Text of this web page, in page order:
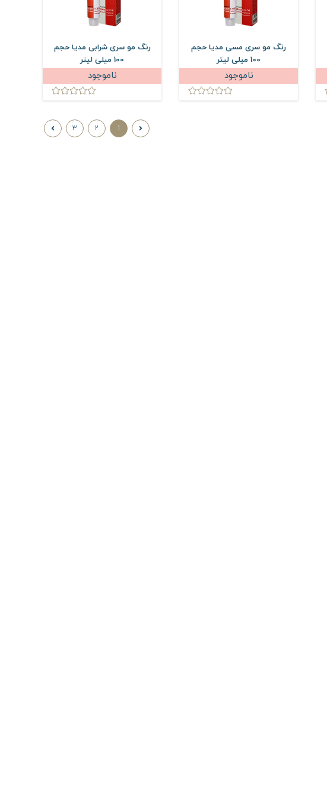
رنگ مو سری مسی مدیا حجم
100 میلی لیتر
ناموجود
رنگ مو سری شرابی مدیا حجم
100 میلی لیتر
ناموجود
1
2
3